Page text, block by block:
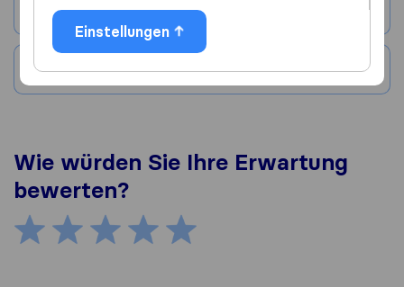
Stadt
Land
Wie würden Sie Ihre Erwartung
bewerten?
Einstellungen